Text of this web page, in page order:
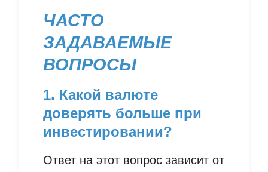
ЧАСТО
ЗАДАВАЕМЫЕ
ВОПРОСЫ
1. Какой валюте
доверять больше при
инвестировании?
Ответ на этот вопрос зависит от